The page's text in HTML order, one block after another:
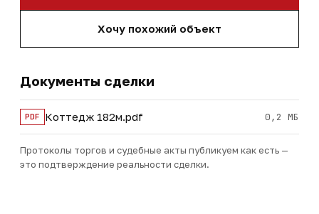
Хочу похожий объект
Документы сделки
PDF Коттедж 182м.pdf 0,2 МБ
Протоколы торгов и судебные акты публикуем как есть —
это подтверждение реальности сделки.